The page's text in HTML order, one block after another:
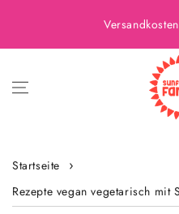
Startseite
Rezepte vegan vegetarisch mit